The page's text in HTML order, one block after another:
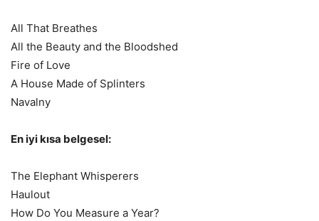
All That Breathes
All the Beauty and the Bloodshed
Fire of Love
A House Made of Splinters
Navalny
En iyi kısa belgesel:
The Elephant Whisperers
Haulout
How Do You Measure a Year?